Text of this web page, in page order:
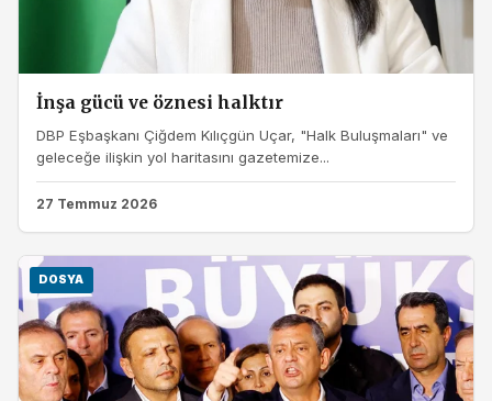
İnşa gücü ve öznesi halktır
DBP Eşbaşkanı Çiğdem Kılıçgün Uçar, "Halk Buluşmaları" ve
geleceğe ilişkin yol haritasını gazetemize...
27 Temmuz 2026
DOSYA